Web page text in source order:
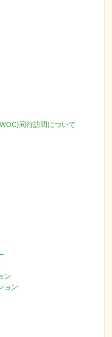
同行訪問について
ン
ョン